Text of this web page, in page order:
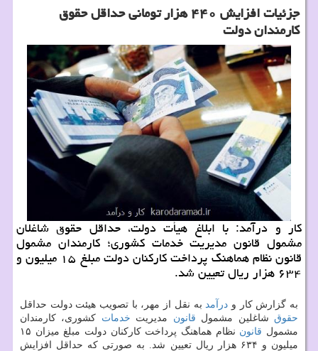
جزئیات افزایش ۴۴۰ هزار تومانی حداقل حقوق
كارمندان دولت
كار و درآمد: با ابلاغ هیأت دولت، حداقل حقوق شاغلان
مشمول قانون مدیریت خدمات كشوری؛ كارمندان مشمول
قانون نظام هماهنگ پرداخت كاركنان دولت مبلغ ۱۵ میلیون و
۶۳۴ هزار ریال تعیین شد.
به گزارش كار و درآمدبه نقل از مهر، با تصویب هیئت دولت حداقل
حقوقشاغلین مشمول قانون مدیریت خدمات كشوری، كارمندان
مشمول قانون
نظام هماهنگ پرداخت كاركنان دولت مبلغ میزان ۱۵
میلیون و ۶۳۴ هزار ریال تعیین شد. به صورتی كه حداقل افزایش